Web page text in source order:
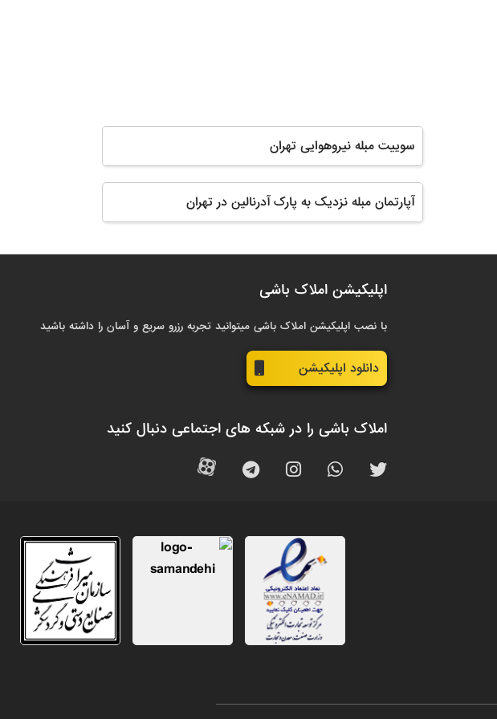
سوییت مبله نیروهوایی تهران
آپارتمان مبله نزدیک به پارک آدرنالین در تهران
اپلیکیشن املاک باشی
با نصب اپلیکیشن املاک باشی میتوانید تجربه رزرو سریع و آسان را داشته باشید
دانلود اپلیکیشن
املاک باشی را در شبکه های اجتماعی دنبال کنید